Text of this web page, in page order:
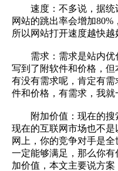
速度：不多说，据统
网站的跳出率会增加80%
所以网站打开速度越快越
需求：需求是站内优
写到了附软件和价格，但
有没有需求呢，肯定有
件和价格，有需求，我就
附加价值：现在的搜
现在的互联网市场也不
网上，你的竞争对手是
一定能够满足，那么你
加价值，本文主要说方案